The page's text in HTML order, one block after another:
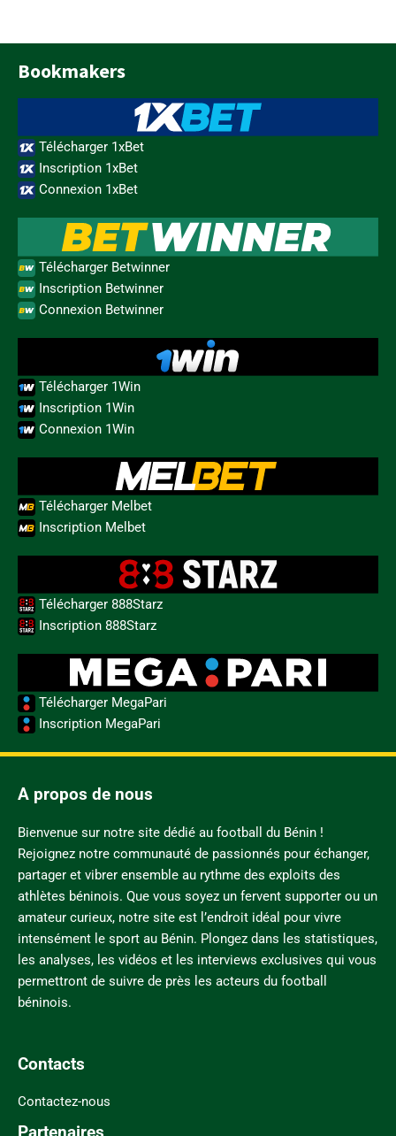
Bookmakers
Télécharger 1xBet
Inscription 1xBet
Connexion 1xBet
Télécharger Betwinner
Inscription Betwinner
Connexion Betwinner
Télécharger 1Win
Inscription 1Win
Connexion 1Win
Télécharger Melbet
Inscription Melbet
Télécharger 888Starz
Inscription 888Starz
Télécharger MegaPari
Inscription MegaPari
A propos de nous
Bienvenue sur notre site dédié au football du Bénin !
Rejoignez notre communauté de passionnés pour échanger,
partager et vibrer ensemble au rythme des exploits des
athlètes béninois. Que vous soyez un fervent supporter ou un
amateur curieux, notre site est l’endroit idéal pour vivre
intensément le sport au Bénin. Plongez dans les statistiques,
les analyses, les vidéos et les interviews exclusives qui vous
permettront de suivre de près les acteurs du football
béninois.
Contacts
Contactez-nous